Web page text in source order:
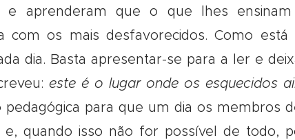
e aprenderam que o que lhes
com os mais desfavorecidos. Como
dia. Basta apresentar-se para a ler e
este é o lugar onde os esquecidos
para que um dia os membros
quando isso não for possível de todo,